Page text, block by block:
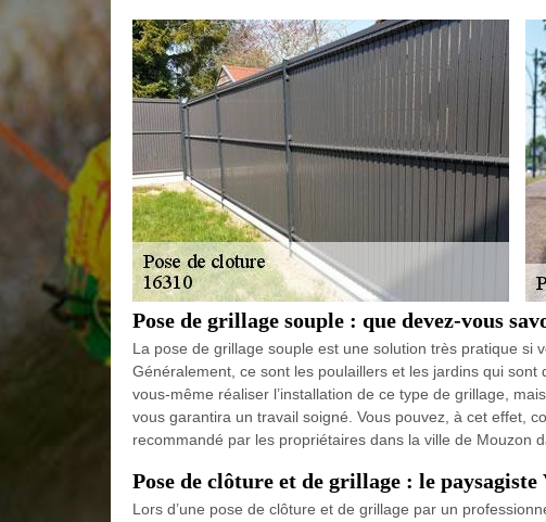
Pose de grillage souple : que devez-vous
La pose de grillage souple est une solution très pratique si
Généralement, ce sont les poulaillers et les jardins qui
vous-même réaliser l’installation de ce type de grillage,
vous garantira un travail soigné. Vous pouvez, à cet effet,
recommandé par les propriétaires dans la ville de Mouzon
Pose de clôture et de grillage : le
Lors d’une pose de clôture et de grillage par un